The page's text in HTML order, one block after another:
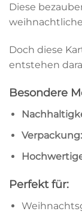
Diese
Doch diese
entstehen
Besondere
Verpackung:
Perfekt für: